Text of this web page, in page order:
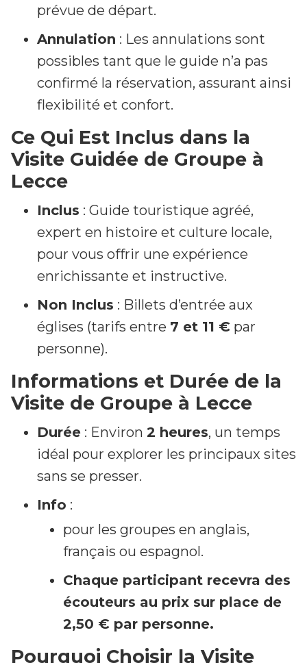
prévue de départ.
Annulation : Les annulations sont
possibles tant que le guide n’a pas
confirmé la réservation, assurant ainsi
flexibilité et confort.
Ce Qui Est Inclus dans la
Visite Guidée de Groupe à
Lecce
Inclus : Guide touristique agréé,
expert en histoire et culture locale,
pour vous offrir une expérience
enrichissante et instructive.
Non Inclus : Billets d’entrée aux
églises (tarifs entre 7 et 11 € par
personne).
Informations et Durée de la
Visite de Groupe à Lecce
Durée : Environ 2 heures, un temps
idéal pour explorer les principaux sites
sans se presser.
Info :
pour les groupes en anglais,
français ou espagnol.
Chaque participant recevra des
écouteurs au prix sur place de
2,50 € par personne.
Pourquoi Choisir la Visite